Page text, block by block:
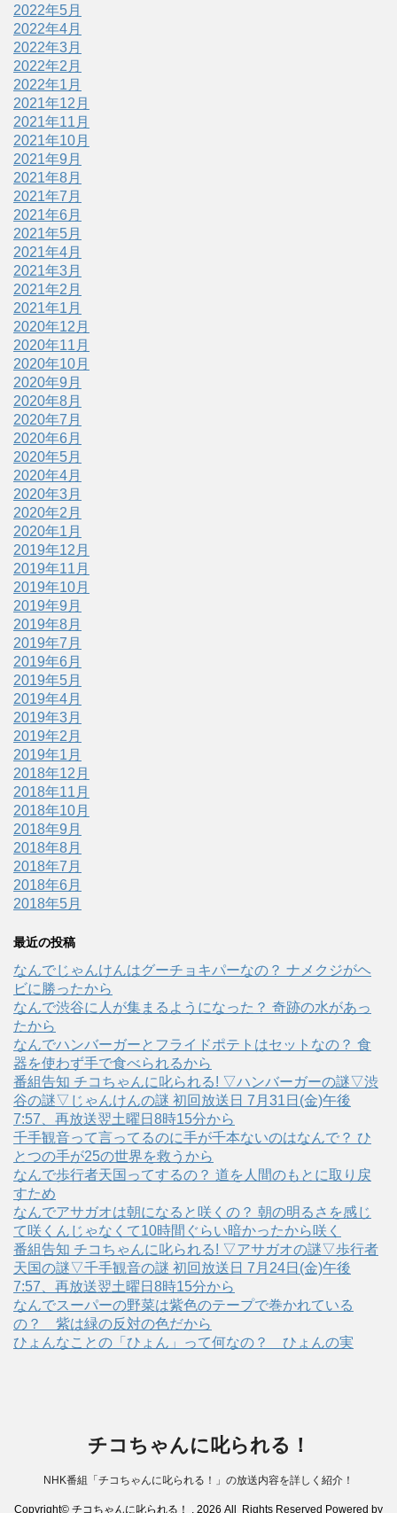
2022年5月
2022年4月
2022年3月
2022年2月
2022年1月
2021年12月
2021年11月
2021年10月
2021年9月
2021年8月
2021年7月
2021年6月
2021年5月
2021年4月
2021年3月
2021年2月
2021年1月
2020年12月
2020年11月
2020年10月
2020年9月
2020年8月
2020年7月
2020年6月
2020年5月
2020年4月
2020年3月
2020年2月
2020年1月
2019年12月
2019年11月
2019年10月
2019年9月
2019年8月
2019年7月
2019年6月
2019年5月
2019年4月
2019年3月
2019年2月
2019年1月
2018年12月
2018年11月
2018年10月
2018年9月
2018年8月
2018年7月
2018年6月
2018年5月
最近の投稿
なんでじゃんけんはグーチョキパーなの？ ナメクジがヘ
ビに勝ったから
なんで渋谷に人が集まるようになった？ 奇跡の水があっ
たから
なんでハンバーガーとフライドポテトはセットなの？ 食
器を使わず手で食べられるから
番組告知 チコちゃんに叱られる! ▽ハンバーガーの謎▽渋
谷の謎▽じゃんけんの謎 初回放送日 7月31日(金)午後
7:57、再放送翌土曜日8時15分から
千手観音って言ってるのに手が千本ないのはなんで？ ひ
とつの手が25の世界を救うから
なんで歩行者天国ってするの？ 道を人間のもとに取り戻
すため
なんでアサガオは朝になると咲くの？ 朝の明るさを感じ
て咲くんじゃなくて10時間ぐらい暗かったから咲く
番組告知 チコちゃんに叱られる! ▽アサガオの謎▽歩行者
天国の謎▽千手観音の謎 初回放送日 7月24日(金)午後
7:57、再放送翌土曜日8時15分から
なんでスーパーの野菜は紫色のテープで巻かれている
の？ 紫は緑の反対の色だから
ひょんなことの「ひょん」って何なの？ ひょんの実
チコちゃんに叱られる！
NHK番組「チコちゃんに叱られる！」の放送内容を詳しく紹介！
Copyright© チコちゃんに叱られる！ , 2026 All Rights Reserved Powered by